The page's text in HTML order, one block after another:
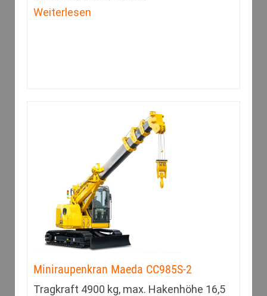
Weiterlesen
Miniraupenkran Maeda CC985S-2
Tragkraft 4900 kg, max. Hakenhöhe 16,5